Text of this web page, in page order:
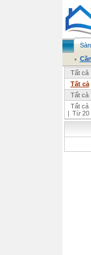
Tất cả
Tất cả
Tất cả
Tất cả
| Từ 20